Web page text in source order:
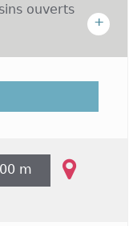
ouverts
+
la Vendée en
Kiabi, Etam,
d'autres font
et
L'enseigne
m